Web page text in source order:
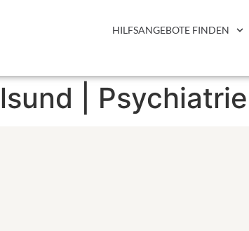
HILFSANGEBOTE FINDEN
| Psychiatrie